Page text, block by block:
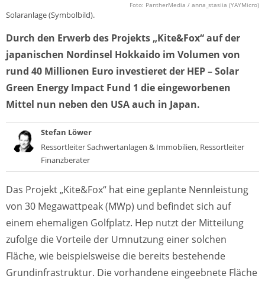
Foto: PantherMedia / anna_stasiia (YAYMicro)
Solaranlage (Symbolbild).
Durch den Erwerb des Projekts „Kite&Fox“ auf der
japanischen Nordinsel Hokkaido im Volumen von
rund 40 Millionen Euro investieret der HEP – Solar
Green Energy Impact Fund 1 die eingeworbenen
Mittel nun neben den USA auch in Japan.
Stefan Löwer
Ressortleiter Sachwertanlagen & Immobilien, Ressortleiter
Finanzberater
Das Projekt „Kite&Fox“ hat eine geplante Nennleistung
von 30 Megawattpeak (MWp) und befindet sich auf
einem ehemaligen Golfplatz. Hep nutzt der Mitteilung
zufolge die Vorteile der Umnutzung einer solchen
Fläche, wie beispielsweise die bereits bestehende
Grundinfrastruktur. Die vorhandene eingeebnete Fläche